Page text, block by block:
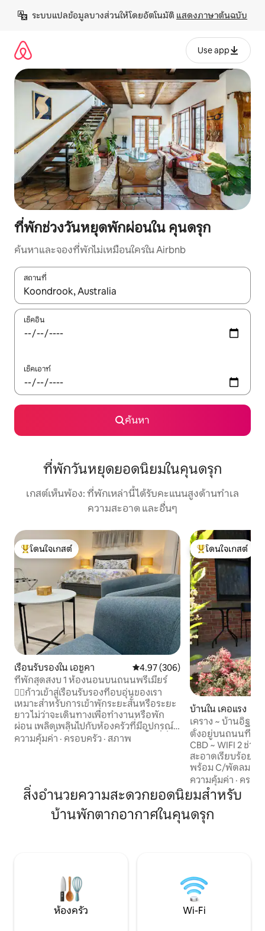
เนื้อหา
ระบบแปลข้อมูลบางส่วนให้โดยอัตโนมัติ แสดงภาษาต้นฉบับ
Use app
ที่พักช่วงวันหยุดพักผ่อนใน คุนดรุก
ค้นหาและจองที่พักไม่เหมือนใครใน Airbnb
สถานที่
ใช้ลูกศรขึ้นลง หรือใช้การสัมผัสหรือปัด เพื่อสำรวจผลการค้นหา
เช็คอิน
เช็คเอาท์
ค้นหา
ที่พักวันหยุดยอดนิยมในคุนดรุก
เกสต์เห็นพ้อง: ที่พักเหล่านี้ได้รับคะแนนสูงด้านทำเล
ความสะอาด และอื่นๆ
โดนใจเกสต์ที่สุด
โดนใจเกสต์
เรือนรับรองใน เอชูคา คะแนนเฉลี่ย 4.97 จาก 5, 306 รีวิว
4.97 (306)
ที่พักสุดสงบ 1 ห้องนอนบนถนนพรีเมียร์
🏳️‍🌈ก้าวเข้าสู่เรือนรับรองที่อบอุ่นของเรา
เหมาะสำหรับการเข้าพักระยะสั้นหรือระยะ
ยาว ไม่ว่าจะเดินทางเพื่อทำงานหรือพัก
ผ่อน เพลิดเพลินไปกับห้องครัวที่มีอุปกรณ์
ครบครัน พื้นที่รับประทานอาหาร พื้นที่นั่ง
เล่นที่สะดวกสบาย ห้องนอน ห้องน้ำที่
สะดวกสบายของคุณ และมีที่จอดรถที่
ปลอดภัยให้บริการ ขับรถเพียงไม่กี่นาทีจาก
ใจกลางอีชูคา ที่พักแห่งนี้เป็นการผสมผสาน
ที่สมบูรณ์แบบของความสบายและความ
ความคุ้มค่า · ครอบครัว · สภาพ
โดนใจเกสต์ที่สุด
โดนใจเกสต์
บ้านใน เคอแรง
เคราง ~ บ้านอิฐ 2
ตั้งอยู่บนถนนที่เงีย
CBD ~ WIFI 2 ช่ว
สะอาดเรียบร้อย *
พร้อม C/พัดลม * ห้
เตียงพร้อมพัดลม
ผ้าห่มไฟฟ้าผ้าคลุม
อบอุ่นมีหมอนให้เลื
ขนหนู
และโต๊ะรีดผ้า * ร
ความคุ้มค่า · ครอบ
สิ่งอำนวยความสะดวกยอดนิยมสำหรับ
บ้านพักตากอากาศในคุนดรุก
ห้องครัว Wi-Fi